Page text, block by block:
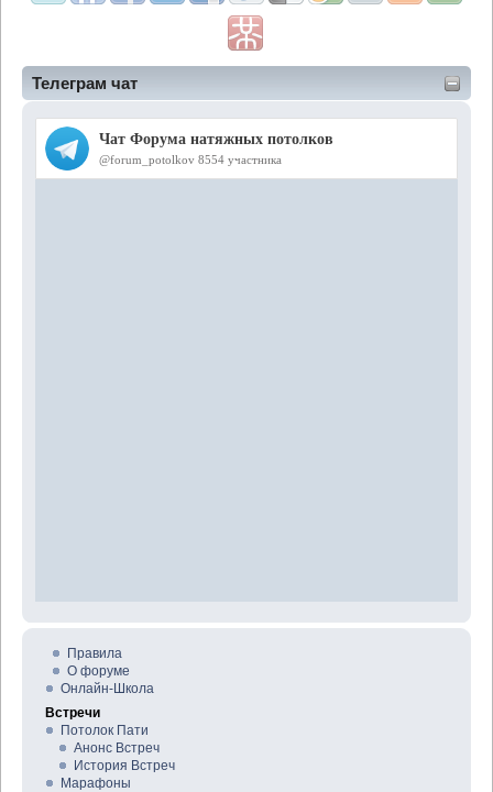
Телеграм чат
Правила
О форуме
Онлайн-Школа
Встречи
Потолок Пати
Анонс Встреч
История Встреч
Марафоны